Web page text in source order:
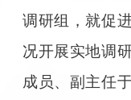
调研组，就促
况开展实地调
成员、副主任